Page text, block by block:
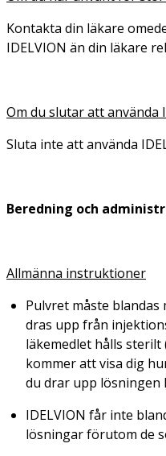
Kontakta din läkare
IDELVION än din läkare
Om du slutar att använda
Sluta inte att använda
Beredning och
Allmänna instruktioner
Pulvret måste blandas
dras upp från
läkemedlet hålls
kommer att visa dig
du drar upp
IDELVION får inte
lösningar förutom de